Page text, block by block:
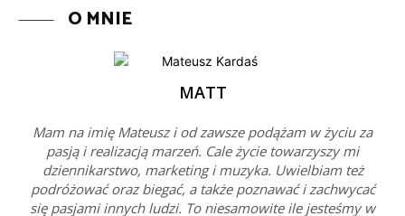
O MNIE
MATT
Mam na imię Mateusz i od zawsze podążam w życiu za
pasją i realizacją marzeń. Cale życie towarzyszy mi
dziennikarstwo, marketing i muzyka. Uwielbiam też
podróżować oraz biegać, a także poznawać i zachwycać
się pasjami innych ludzi. To niesamowite ile jesteśmy w